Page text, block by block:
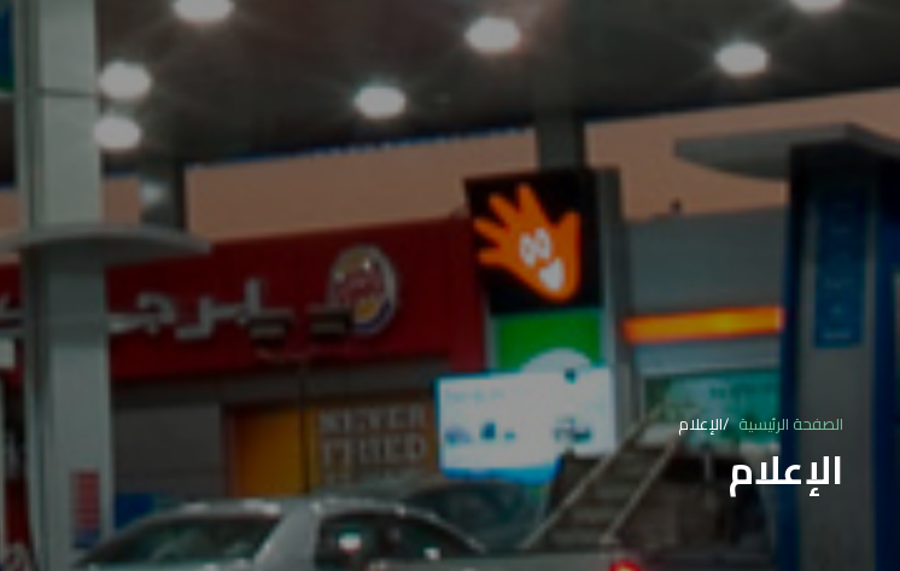
الصفحة الرئيسية الإعلام
الإعلام